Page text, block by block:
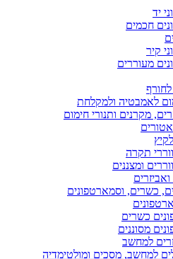
יד
חכמים
קיר
מעוררים
לאמבטיה ולמקלחת
מקרנים ותנורי חימום
תקרה
ומצננים
כשרים, וסמארטפונים
כשרים
מסוננים
למחשב
למחשב, מסכים ומולטימדיה